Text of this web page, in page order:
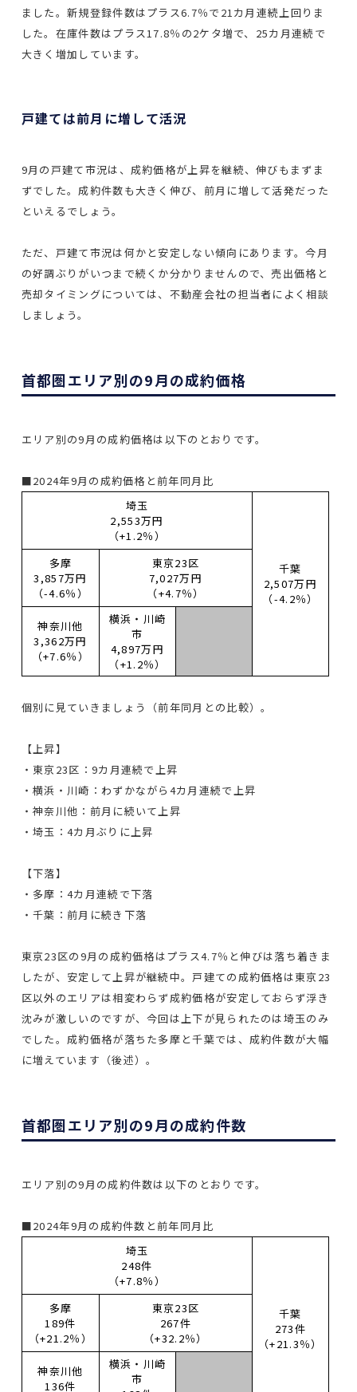
ました。新規登録件数はプラス6.7％で21カ月連続上回りま
した。在庫件数はプラス17.8％の2ケタ増で、25カ月連続で
大きく増加しています。
戸建ては前月に増して活況
9月の戸建て市況は、成約価格が上昇を継続、伸びもまずま
ずでした。成約件数も大きく伸び、前月に増して活発だった
といえるでしょう。
ただ、戸建て市況は何かと安定しない傾向にあります。今月
の好調ぶりがいつまで続くか分かりませんので、売出価格と
売却タイミングについては、不動産会社の担当者によく相談
しましょう。
首都圏エリア別の9月の成約価格
エリア別の9月の成約価格は以下のとおりです。
■2024年9月の成約価格と前年同月比
埼玉
2,553万円
（+1.2％）
千葉
2,507万円
（-4.2％）
多摩
3,857万円
（-4.6％）
東京23区
7,027万円
（+4.7％）
神奈川他
3,362万円
（+7.6％）
横浜・川崎
市
4,897万円
（+1.2％）
個別に見ていきましょう（前年同月との比較）。
【上昇】
・東京23区：9カ月連続で上昇
・横浜・川崎：わずかながら4カ月連続で上昇
・神奈川他：前月に続いて上昇
・埼玉：4カ月ぶりに上昇
【下落】
・多摩：4カ月連続で下落
・千葉：前月に続き下落
東京23区の9月の成約価格はプラス4.7％と伸びは落ち着きま
したが、安定して上昇が継続中。戸建ての成約価格は東京23
区以外のエリアは相変わらず成約価格が安定しておらず浮き
沈みが激しいのですが、今回は上下が見られたのは埼玉のみ
でした。成約価格が落ちた多摩と千葉では、成約件数が大幅
に増えています（後述）。
首都圏エリア別の9月の成約件数
エリア別の9月の成約件数は以下のとおりです。
■2024年9月の成約件数と前年同月比
埼玉
248件
（+7.8％）
千葉
273件
（+21.3％）
多摩
189件
（+21.2％）
東京23区
267件
（+32.2％）
神奈川他
136件
横浜・川崎
市